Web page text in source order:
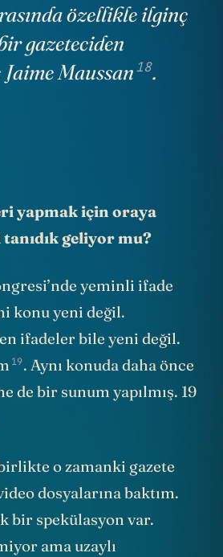
özellikle ilginç
gazeteciden
Jaime Maussan18.
yapmak için oraya
geliyor mu?
yeminli ifade
konu yeni değil.
ifadeler bile yeni değil.
19. Aynı konuda daha önce
de bir sunum yapılmış. 19
o zamanki gazete
dosyalarına baktım.
bir spekülasyon var.
ama uzaylı